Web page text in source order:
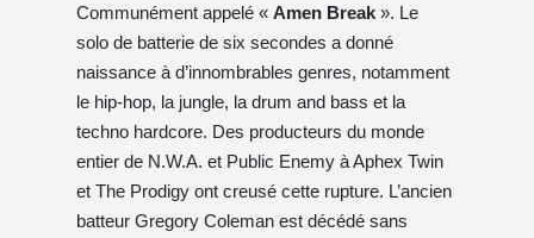
Communément appelé « Amen Break ». Le
solo de batterie de six secondes a donné
naissance à d’innombrables genres, notamment
le hip-hop, la jungle, la drum and bass et la
techno hardcore. Des producteurs du monde
entier de N.W.A. et Public Enemy à Aphex Twin
et The Prodigy ont creusé cette rupture. L’ancien
batteur Gregory Coleman est décédé sans